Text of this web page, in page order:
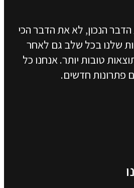
הנכון, לא את הדבר הכי
שלנו בכל שלב גם לאחר
טובות יותר. אנחנו כל
פתרונות חדשים.